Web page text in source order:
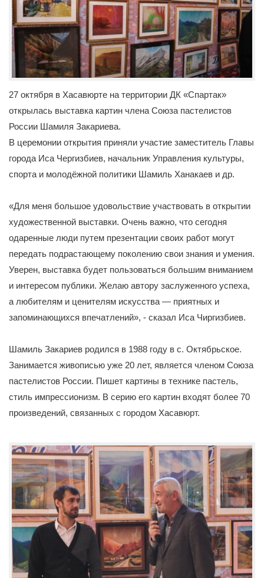
27 октября в Хасавюрте на территории ДК «Спартак»
открылась выставка картин члена Союза пастелистов
России Шамиля Закариева.
В церемонии открытия приняли участие заместитель Главы
города Иса Чергизбиев, начальник Управления культуры,
спорта и молодёжной политики Шамиль Ханакаев и др.
«Для меня большое удовольствие участвовать в открытии
художественной выставки. Очень важно, что сегодня
одаренные люди путем презентации своих работ могут
передать подрастающему поколению свои знания и умения.
Уверен, выставка будет пользоваться большим вниманием
и интересом публики. Желаю автору заслуженного успеха,
а любителям и ценителям искусства — приятных и
запоминающихся впечатлений», - сказал Иса Чиргизбиев.
Шамиль Закариев родился в 1988 году в с. Октябрьское.
Занимается живописью уже 20 лет, является членом Союза
пастелистов России. Пишет картины в технике пастель,
стиль импрессионизм. В серию его картин входят более 70
произведений, связанных с городом Хасавюрт.